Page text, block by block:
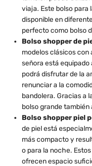
viaja. Este bolso para
disponible en
perfecto como bolso
Bolso shopper de
modelos clásicos con
señora está
podrá disfrutar de la
renunciar a la
bandolera. Gracias a
bolso grande
Bolso shopper piel
de piel está
más compacto y
o para la noche.
ofrecen espacio